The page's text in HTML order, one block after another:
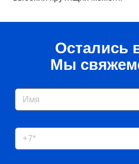
Остались
Мы